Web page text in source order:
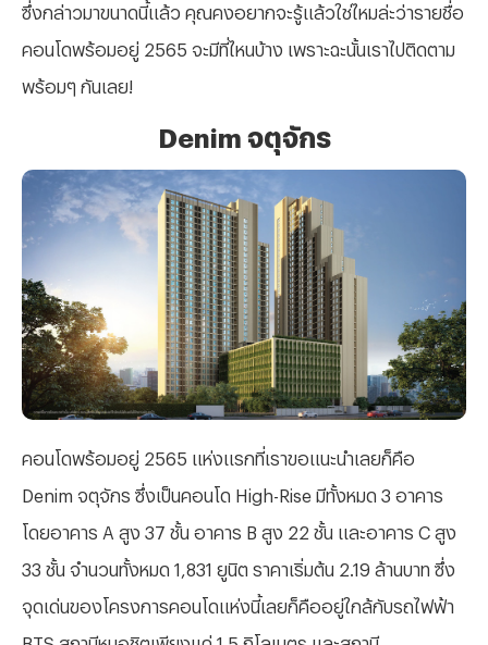
ซึ่งกล่าวมาขนาดนี้แล้ว คุณคงอยากจะรู้แล้วใช่ไหมล่ะว่ารายชื่อ
คอนโดพร้อมอยู่ 2565 จะมีที่ไหนบ้าง เพราะฉะนั้นเราไปติดตาม
พร้อมๆ กันเลย!
Denim จตุจักร
คอนโดพร้อมอยู่ 2565 แห่งแรกที่เราขอแนะนำเลยก็คือ
Denim จตุจักร ซึ่งเป็นคอนโด High-Rise มีทั้งหมด 3 อาคาร
โดยอาคาร A สูง 37 ชั้น อาคาร B สูง 22 ชั้น และอาคาร C สูง
33 ชั้น จำนวนทั้งหมด 1,831 ยูนิต ราคาเริ่มต้น 2.19 ล้านบาท ซึ่ง
จุดเด่นของโครงการคอนโดแห่งนี้เลยก็คืออยู่ใกล้กับรถไฟฟ้า
BTS สถานีหมอชิตเพียงแค่ 1.5 กิโลเมตร และสถานี